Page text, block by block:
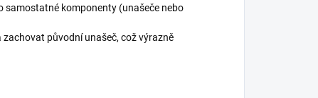
samostatné komponenty (unašeče nebo
původní unašeč, což výrazně